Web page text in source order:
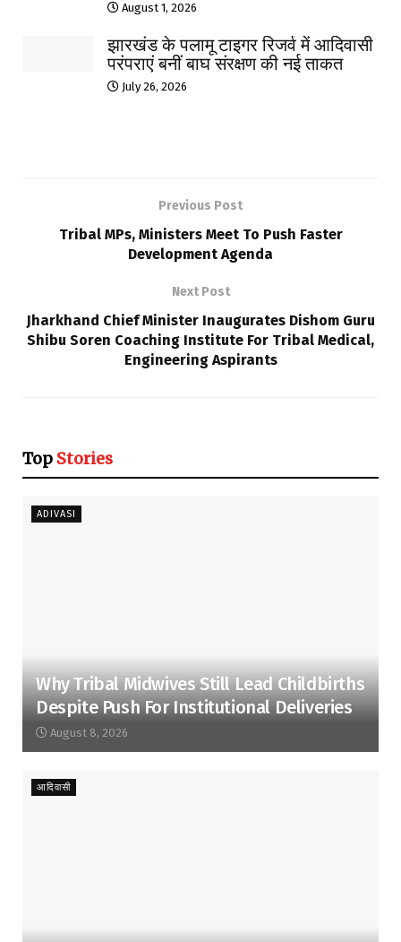
August 1, 2026
झारखंड के पलामू टाइगर रिजर्व में आदिवासी
परंपराएं बनीं बाघ संरक्षण की नई ताकत
July 26, 2026
Previous Post
Tribal MPs, Ministers Meet To Push Faster
Development Agenda
Next Post
Jharkhand Chief Minister Inaugurates Dishom Guru
Shibu Soren Coaching Institute For Tribal Medical,
Engineering Aspirants
Top Stories
ADIVASI
Why Tribal Midwives Still Lead Childbirths
Despite Push For Institutional Deliveries
August 8, 2026
आदिवासी